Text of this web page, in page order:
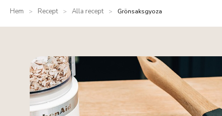
Hem > Recept > Alla recept > Grönsaksgyoza